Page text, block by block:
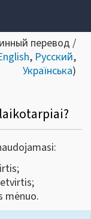
перевод /
, Русский,
Українська)
mėnuo.